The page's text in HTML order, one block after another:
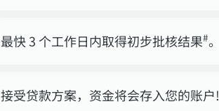
最快 3 个工作日内取得初步批核结果#。
接受贷款方案，资金将会存入您的账户!